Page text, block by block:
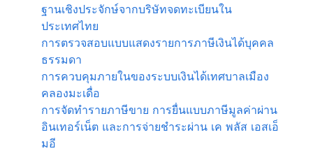
ฐานเชิงประจักษ์จากบริษัทจดทะเบียนใน
ประเทศไทย
การตรวจสอบแบบแสดงรายการภาษีเงินได้บุคคล
ธรรมดา
การควบคุมภายในของระบบเงินได้เทศบาลเมือง
คลองมะเดื่อ
การจัดทำรายภาษีขาย การยื่นแบบภาษีมูลค่าผ่าน
อินเทอร์เน็ต และการจ่ายชำระผ่าน เค พลัส เอสเอ็
มอี